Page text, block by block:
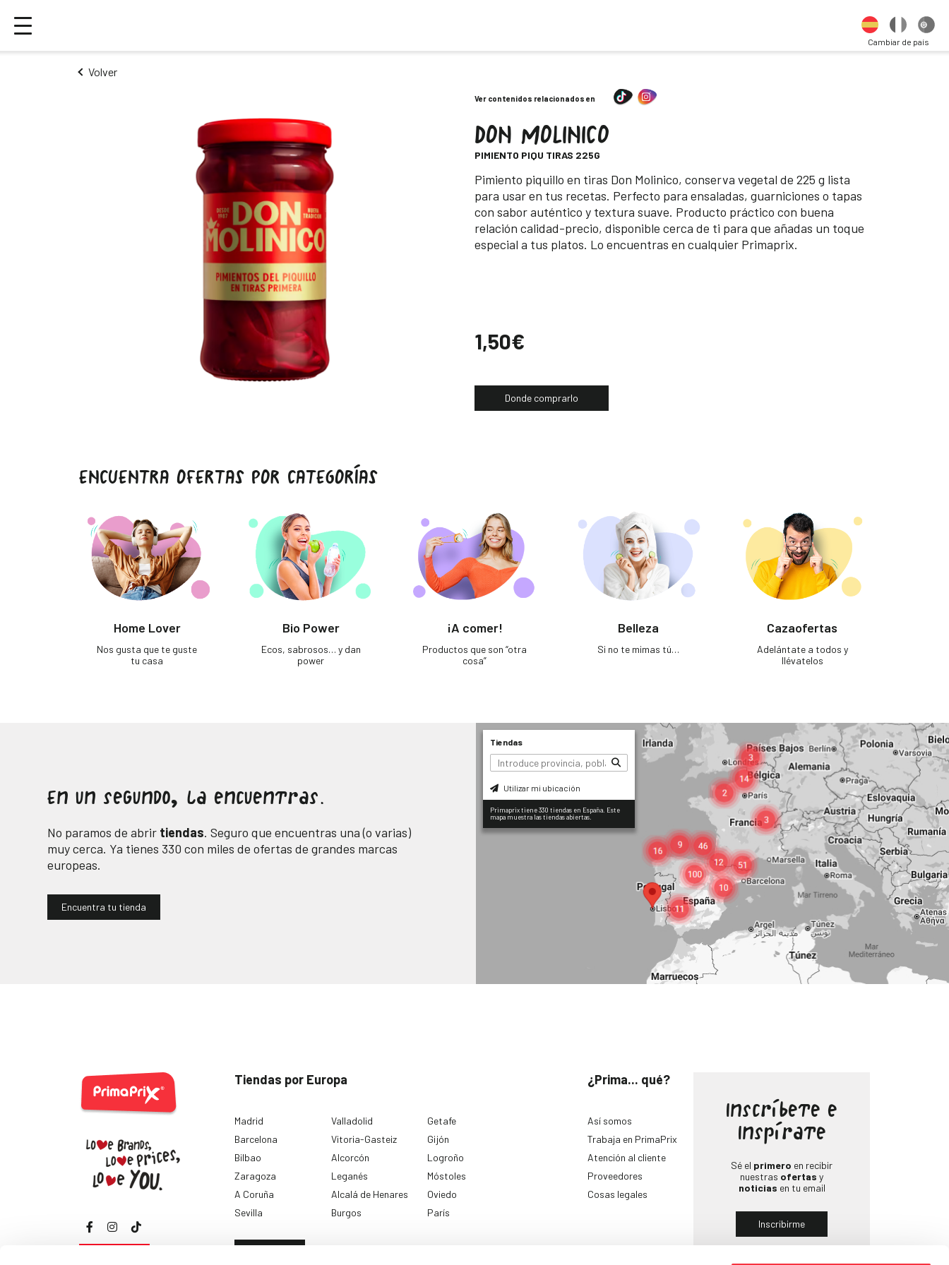
Cambiar de país
Volver
Ver contenidos relacionados en
DON MOLINICO
PIMIENTO PIQU TIRAS 225G
Descripción
Pimiento piquillo en tiras Don Molinico, conserva vegetal de 225 g lista
para usar en tus recetas. Perfecto para ensaladas, guarniciones o tapas
con sabor auténtico y textura suave. Producto práctico con buena
relación calidad-precio, disponible cerca de ti para que añadas un toque
especial a tus platos. Lo encuentras en cualquier Primaprix.
Precio
1,50€
Donde comprarlo
ENCUENTRA OFERTAS POR CATEGORÍAS
Home Lover
Nos gusta que te guste
tu casa
Bio Power
Ecos, sabrosos… y dan
power
¡A comer!
Productos que son “otra
cosa”
Belleza
Si no te mimas tú…
Cazaofertas
Adelántate a todos y
llévatelos
En un segundo, la encuentras.
No paramos de abrir tiendas. Seguro que encuentras una (o varias)
muy cerca. Ya tienes 330 con miles de ofertas de grandes marcas
europeas.
Encuentra tu tienda
Tiendas
Utilizar mi ubicación
Primaprix tiene 330 tiendas en España. Este
mapa muestra las tiendas abiertas.
Tiendas por Europa
Madrid
Barcelona
Bilbao
Zaragoza
A Coruña
Sevilla
Valladolid
Vitoria-Gasteiz
Alcorcón
Leganés
Alcalá de Henares
Burgos
Getafe
Gijón
Logroño
Móstoles
Oviedo
París
¿Prima... qué?
Así somos
Trabaja en PrimaPrix
Atención al cliente
Proveedores
Cosas legales
Inscríbete e
Inspírate
Sé el primero en recibir
nuestras ofertas y
noticias en tu email
Inscribirme